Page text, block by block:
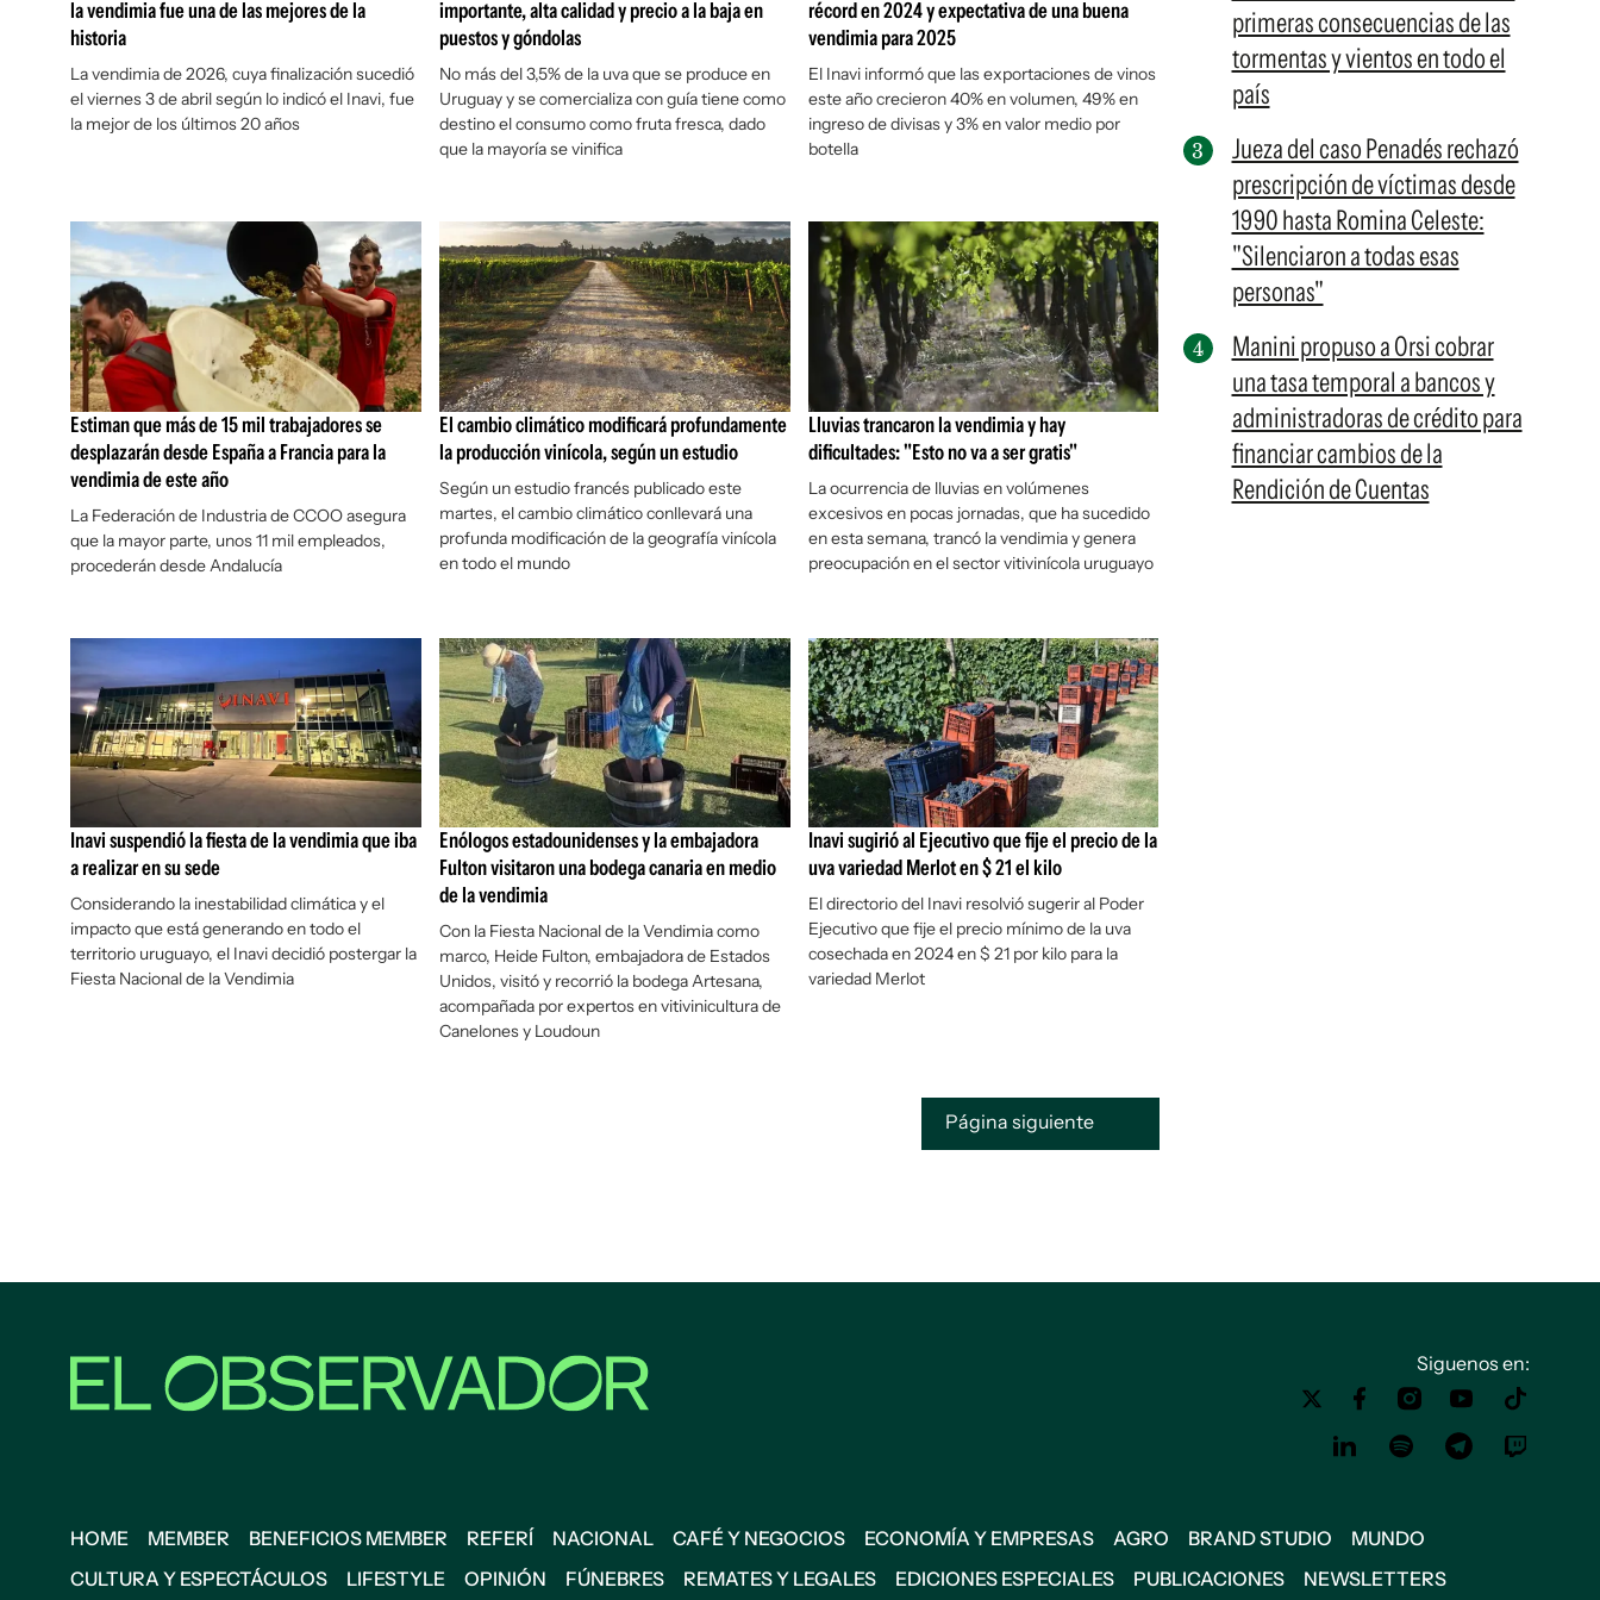
la vendimia fue una de las mejores de la
historia
La vendimia de 2026, cuya finalización sucedió
el viernes 3 de abril según lo indicó el Inavi, fue
la mejor de los últimos 20 años
importante, alta calidad y precio a la baja en
puestos y góndolas
No más del 3,5% de la uva que se produce en
Uruguay y se comercializa con guía tiene como
destino el consumo como fruta fresca, dado
que la mayoría se vinifica
récord en 2024 y expectativa de una buena
vendimia para 2025
El Inavi informó que las exportaciones de vinos
este año crecieron 40% en volumen, 49% en
ingreso de divisas y 3% en valor medio por
botella
Estiman que más de 15 mil trabajadores se
desplazarán desde España a Francia para la
vendimia de este año
La Federación de Industria de CCOO asegura
que la mayor parte, unos 11 mil empleados,
procederán desde Andalucía
El cambio climático modificará profundamente
la producción vinícola, según un estudio
Según un estudio francés publicado este
martes, el cambio climático conllevará una
profunda modificación de la geografía vinícola
en todo el mundo
Lluvias trancaron la vendimia y hay
dificultades: "Esto no va a ser gratis"
La ocurrencia de lluvias en volúmenes
excesivos en pocas jornadas, que ha sucedido
en esta semana, trancó la vendimia y genera
preocupación en el sector vitivinícola uruguayo
Inavi suspendió la fiesta de la vendimia que iba
a realizar en su sede
Considerando la inestabilidad climática y el
impacto que está generando en todo el
territorio uruguayo, el Inavi decidió postergar la
Fiesta Nacional de la Vendimia
Enólogos estadounidenses y la embajadora
Fulton visitaron una bodega canaria en medio
de la vendimia
Con la Fiesta Nacional de la Vendimia como
marco, Heide Fulton, embajadora de Estados
Unidos, visitó y recorrió la bodega Artesana,
acompañada por expertos en vitivinicultura de
Canelones y Loudoun
Inavi sugirió al Ejecutivo que fije el precio de la
uva variedad Merlot en $ 21 el kilo
El directorio del Inavi resolvió sugerir al Poder
Ejecutivo que fije el precio mínimo de la uva
cosechada en 2024 en $ 21 por kilo para la
variedad Merlot
Página siguiente
primeras consecuencias de las
tormentas y vientos en todo el
país
Jueza del caso Penadés rechazó
prescripción de víctimas desde
1990 hasta Romina Celeste:
"Silenciaron a todas esas
personas"
Manini propuso a Orsi cobrar
una tasa temporal a bancos y
administradoras de crédito para
financiar cambios de la
Rendición de Cuentas
Siguenos en:
HOME MEMBER BENEFICIOS MEMBER REFERÍ NACIONAL CAFÉ Y NEGOCIOS ECONOMÍA Y EMPRESAS AGRO BRAND STUDIO
MUNDO
CULTURA Y ESPECTÁCULOS
LIFESTYLE OPINIÓN FÚNEBRES REMATES Y LEGALES EDICIONES ESPECIALES PUBLICACIONES NEWSLETTERS